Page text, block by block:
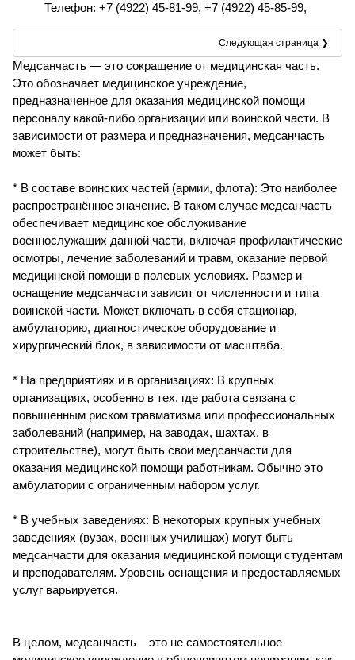
Телефон: +7 (4922) 45-81-99, +7 (4922) 45-85-99,
Следующая страница ❯
Медсанчасть — это сокращение от медицинская часть.
Это обозначает медицинское учреждение,
предназначенное для оказания медицинской помощи
персоналу какой-либо организации или воинской части. В
зависимости от размера и предназначения, медсанчасть
может быть:
* В составе воинских частей (армии, флота): Это наиболее
распространённое значение. В таком случае медсанчасть
обеспечивает медицинское обслуживание
военнослужащих данной части, включая профилактические
осмотры, лечение заболеваний и травм, оказание первой
медицинской помощи в полевых условиях. Размер и
оснащение медсанчасти зависит от численности и типа
воинской части. Может включать в себя стационар,
амбулаторию, диагностическое оборудование и
хирургический блок, в зависимости от масштаба.
* На предприятиях и в организациях: В крупных
организациях, особенно в тех, где работа связана с
повышенным риском травматизма или профессиональных
заболеваний (например, на заводах, шахтах, в
строительстве), могут быть свои медсанчасти для
оказания медицинской помощи работникам. Обычно это
амбулатории с ограниченным набором услуг.
* В учебных заведениях: В некоторых крупных учебных
заведениях (вузах, военных училищах) могут быть
медсанчасти для оказания медицинской помощи студентам
и преподавателям. Уровень оснащения и предоставляемых
услуг варьируется.
В целом, медсанчасть – это не самостоятельное